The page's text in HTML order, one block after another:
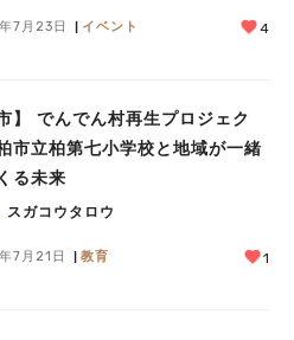
7月23日 イベント 4
】 でんでん村再生プロジェク
市立柏第七小学校と地域が一緒
る未来
スガコウタロウ
7月21日 教育 1